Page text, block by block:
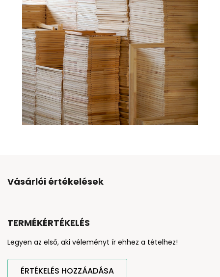
Vásárlói értékelések
TERMÉKÉRTÉKELÉS
Legyen az első, aki véleményt ír ehhez a tételhez!
ÉRTÉKELÉS HOZZÁADÁSA